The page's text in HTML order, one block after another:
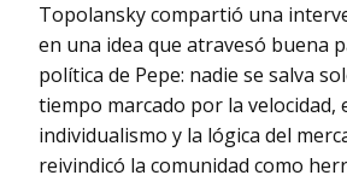
Topolansky compartió una
en una idea que atravesó buena
política de Pepe: nadie se salva
tiempo marcado por la velocidad,
individualismo y la lógica del
reivindicó la comunidad como